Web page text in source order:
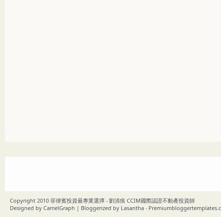
Copyright 2010 菲律賓投資最專業選擇 - 劉清痕 CCIM國際認證不動產投資師
Designed by CamelGraph | Bloggerized by Lasantha -